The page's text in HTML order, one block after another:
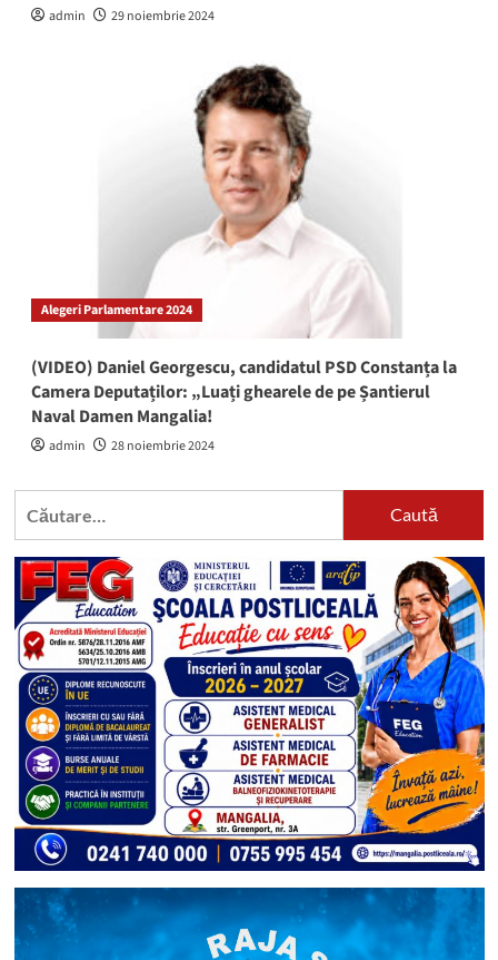
admin 29 noiembrie 2024
Alegeri Parlamentare 2024
(VIDEO) Daniel Georgescu, candidatul PSD Constanța la
Camera Deputaților: „Luați ghearele de pe Șantierul
Naval Damen Mangalia!
admin 28 noiembrie 2024